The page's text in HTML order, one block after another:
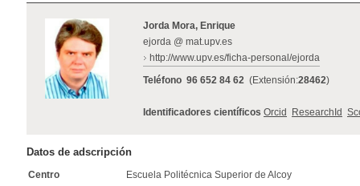
Jorda Mora, Enrique
ejorda @ mat.upv.es
http://www.upv.es/ficha-personal/ejorda
Teléfono 96 652 84 62 (Extensión:28462)
Identificadores científicos Orcid ResearchId
Datos de adscripción
Centro
Escuela Politécnica Superior de Alcoy